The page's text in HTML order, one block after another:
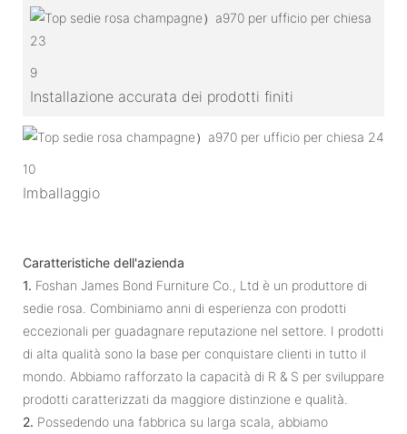
9
Installazione accurata dei prodotti finiti
10
Imballaggio
Caratteristiche dell'azienda
1. Foshan James Bond Furniture Co., Ltd è un produttore di
sedie rosa. Combiniamo anni di esperienza con prodotti
eccezionali per guadagnare reputazione nel settore. I prodotti
di alta qualità sono la base per conquistare clienti in tutto il
mondo. Abbiamo rafforzato la capacità di R & S per sviluppare
prodotti caratterizzati da maggiore distinzione e qualità.
2. Possedendo una fabbrica su larga scala, abbiamo